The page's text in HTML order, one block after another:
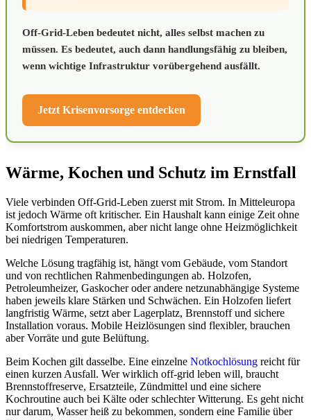
Off-Grid-Leben bedeutet nicht, alles selbst machen zu
müssen. Es bedeutet, auch dann handlungsfähig zu bleiben,
wenn wichtige Infrastruktur vorübergehend ausfällt.
Jetzt Krisenvorsorge entdecken
Wärme, Kochen und Schutz im Ernstfall
Viele verbinden Off-Grid-Leben zuerst mit Strom. In Mitteleuropa
ist jedoch Wärme oft kritischer. Ein Haushalt kann einige Zeit ohne
Komfortstrom auskommen, aber nicht lange ohne Heizmöglichkeit
bei niedrigen Temperaturen.
Welche Lösung tragfähig ist, hängt vom Gebäude, vom Standort
und von rechtlichen Rahmenbedingungen ab. Holzofen,
Petroleumheizer, Gaskocher oder andere netzunabhängige Systeme
haben jeweils klare Stärken und Schwächen. Ein Holzofen liefert
langfristig Wärme, setzt aber Lagerplatz, Brennstoff und sichere
Installation voraus. Mobile Heizlösungen sind flexibler, brauchen
aber Vorräte und gute Belüftung.
Beim Kochen gilt dasselbe. Eine einzelne Notkochlösung reicht für
einen kurzen Ausfall. Wer wirklich off-grid leben will, braucht
Brennstoffreserve, Ersatzteile, Zündmittel und eine sichere
Kochroutine auch bei Kälte oder schlechter Witterung. Es geht nicht
nur darum, Wasser heiß zu bekommen, sondern eine Familie über